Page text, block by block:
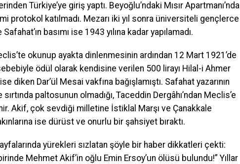
Türkiye’ye giriş yaptı. Beyoğlu’ndaki Mısır Apartmanı’nda
protokol katılmadı. Mezarı iki yıl sonra üniversiteli gençlerce
basımı ise 1943 yılına kadar yapılamadı.
okunup ayakta dinlenmesinin ardından 12 Mart 1921’de
ödül olarak kendisine verilen 500 lirayı Hilal-i Ahmer
diken Dar’ül Mesai vakfına bağışlamıştı. Safahat yazarının
sırtında paltosunun olmadığı, Taceddin Dergâhı’ndan Meclis’e
Akif, çok sevdiği milletine İstiklal Marşı ve Çanakkale
ise dürüst ve onurlu bir şahsiyet bıraktı.
yürekleri sızlatan şöyle bir haber dikkatleri çekti:
Mehmet Akif’in oğlu Emin Ersoy’un ölüsü bulundu!” Yıllar